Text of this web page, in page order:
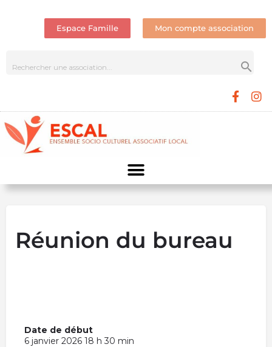
Espace Famille Mon compte association
Réunion du bureau
Date de début
6 janvier 2026 18 h 30 min